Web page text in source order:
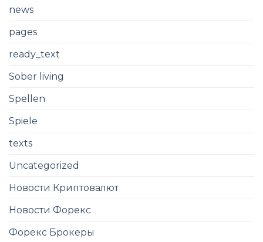
news
pages
ready_text
Sober living
Spellen
Spiele
texts
Uncategorized
Новости Криптовалют
Новости Форекс
Форекс Брокеры